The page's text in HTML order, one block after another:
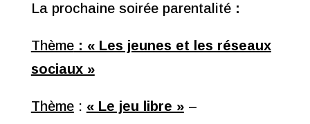
La prochaine soirée parentalité:
Thème: « Les jeunes et les réseaux
sociaux »
Thème: « Le jeu libre »–